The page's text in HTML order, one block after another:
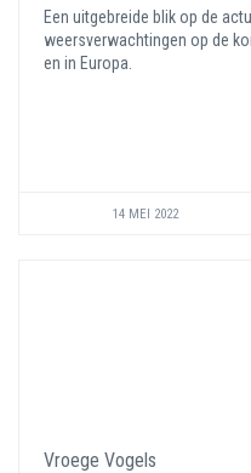
Een uitgebreide blik op de
weersverwachtingen op de
en in Europa.
14 MEI 2022
Vroege Vogels